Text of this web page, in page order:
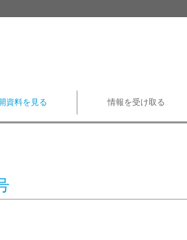
資料を見る 情報を受け取る